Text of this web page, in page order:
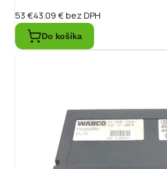
53 €43.09 €bez DPH
Do košíka